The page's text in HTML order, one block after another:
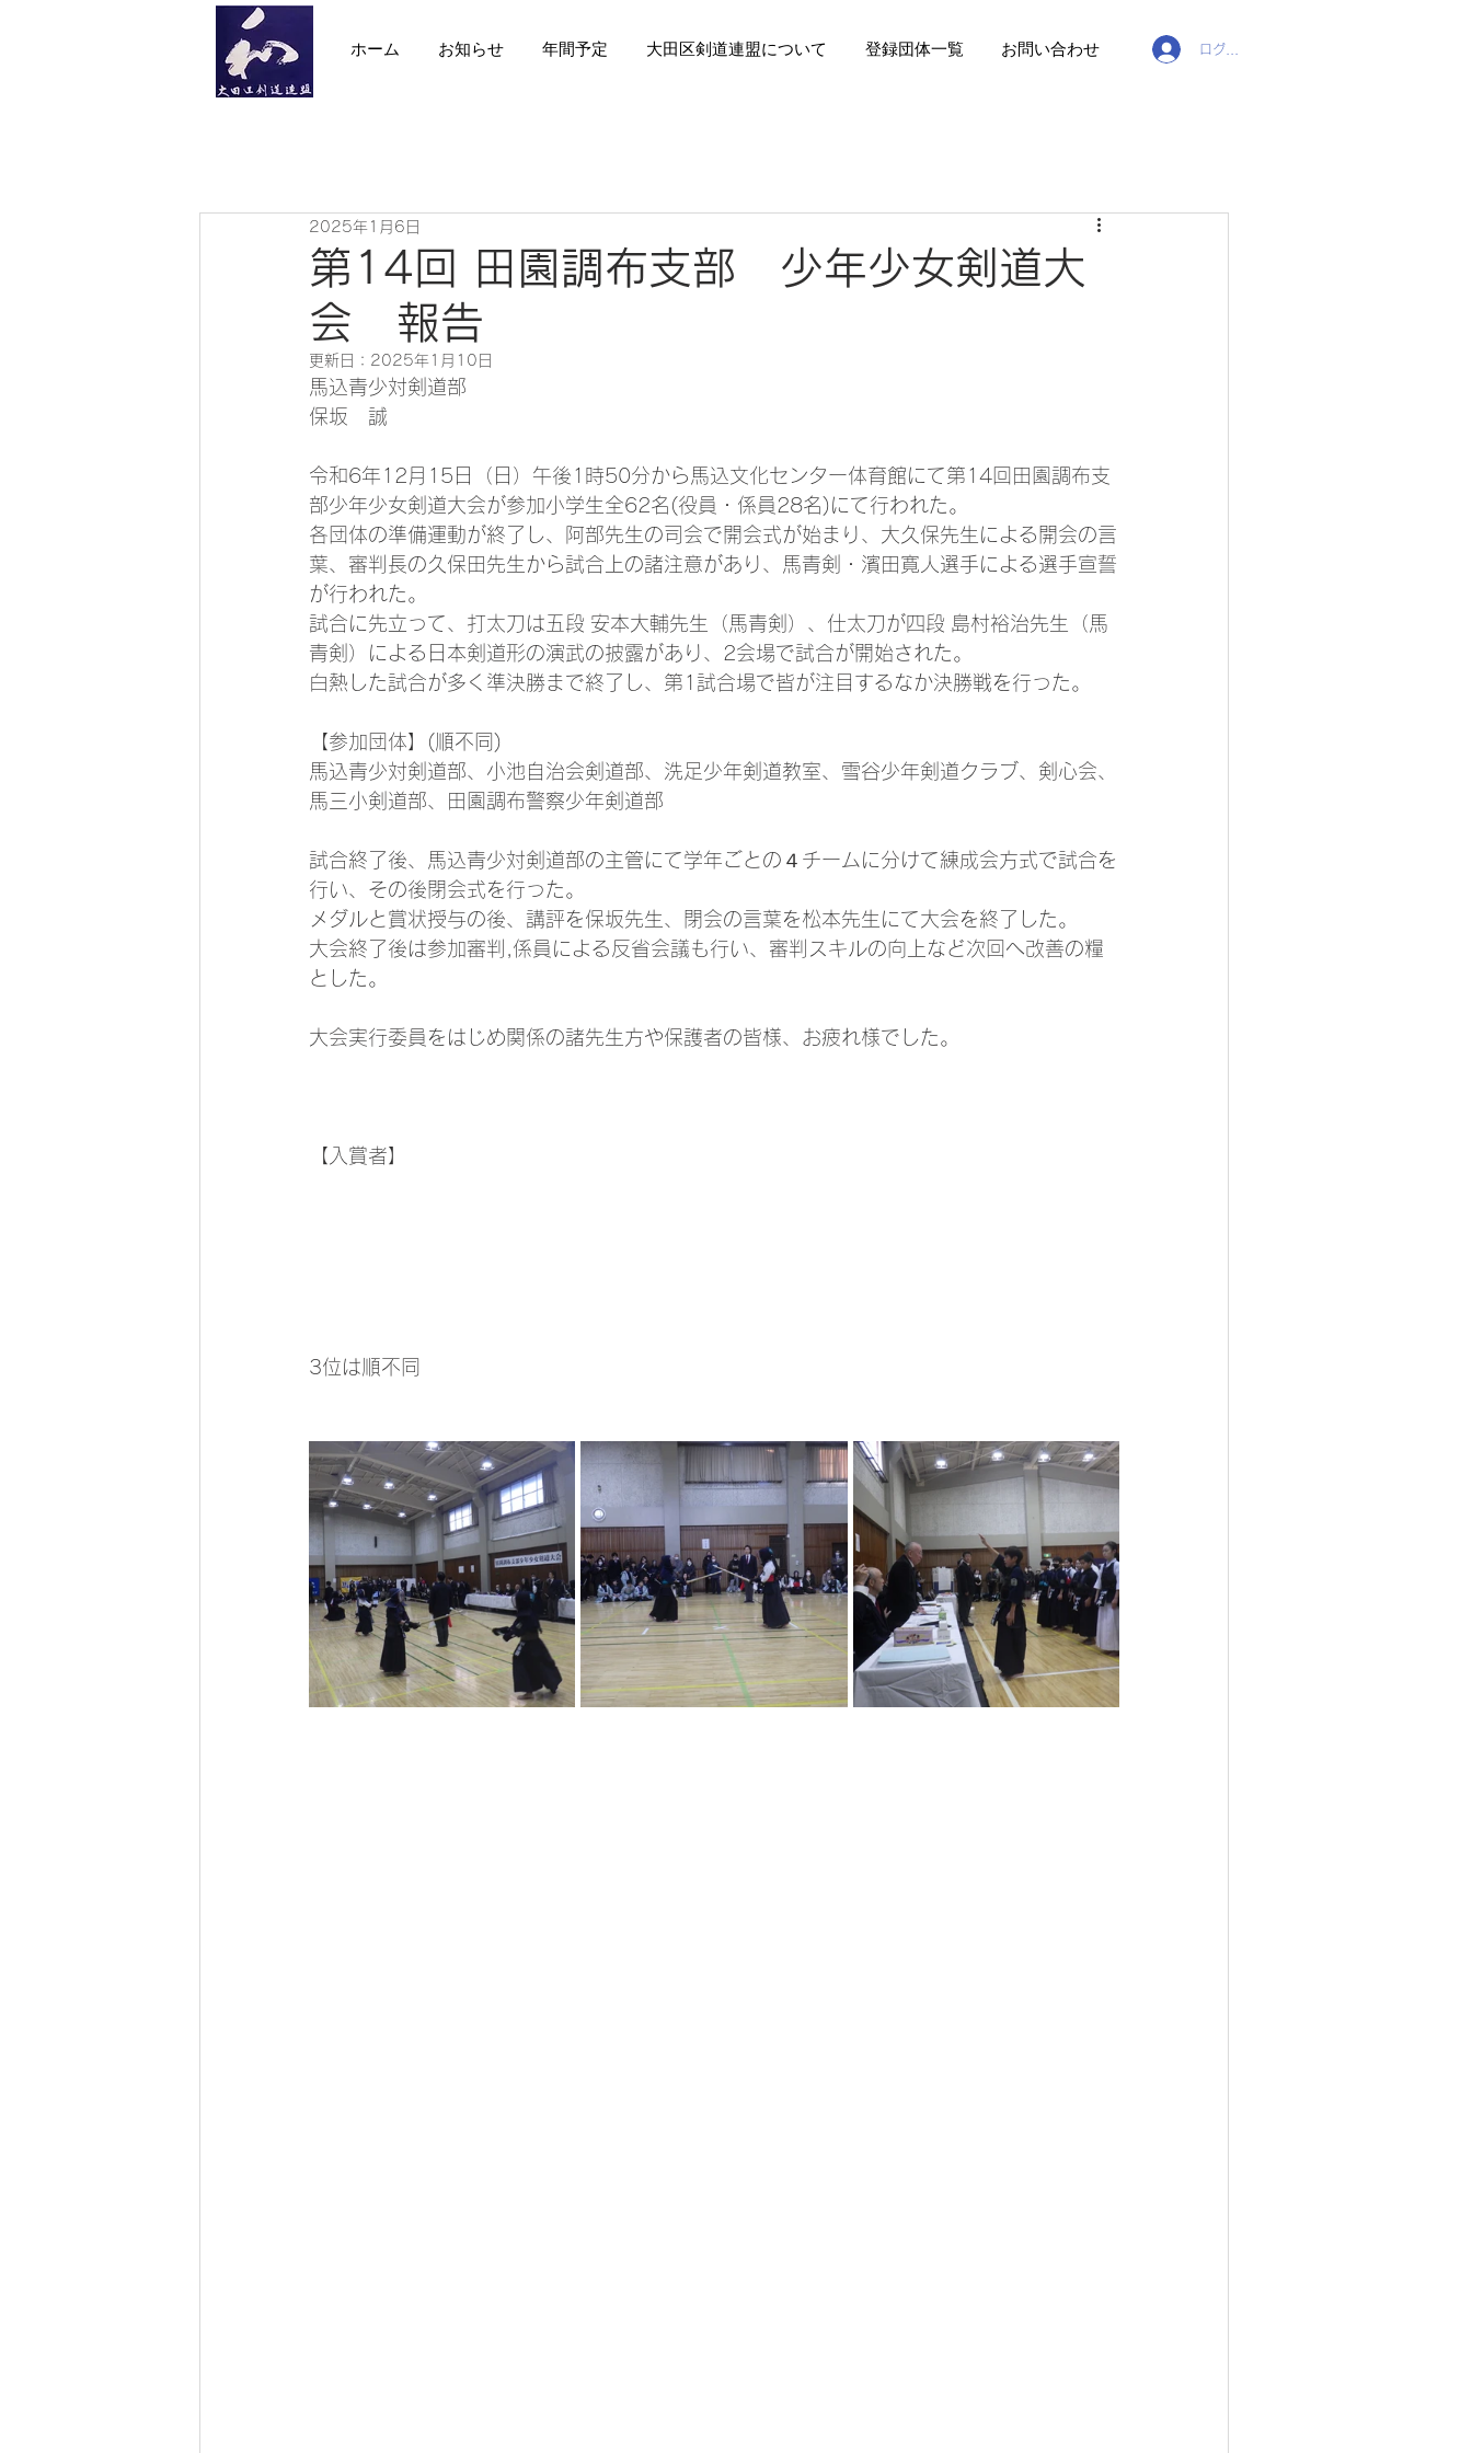
ホーム お知らせ 年間予定 大田区剣道連盟について 登録団体一覧 お問い合わせ ログイン
第14回 田園調布支部 少年少女剣道大
会 報告
2025年1月6日
更新日： 2025年1月10日
馬込青少対剣道部
保坂　誠
令和6年12月15日（日）午後1時50分から馬込文化センター体育館にて第14回田園調布支
部少年少女剣道大会が参加小学生全62名(役員・係員28名)にて行われた。
各団体の準備運動が終了し、阿部先生の司会で開会式が始まり、大久保先生による開会の言
葉、審判長の久保田先生から試合上の諸注意があり、馬青剣・濱田寛人選手による選手宣誓
が行われた。
試合に先立って、打太刀は五段 安本大輔先生（馬青剣）、仕太刀が四段 島村裕治先生（馬
青剣）による日本剣道形の演武の披露があり、2会場で試合が開始された。
白熱した試合が多く準決勝まで終了し、第1試合場で皆が注目するなか決勝戦を行った。
【参加団体】(順不同)
馬込青少対剣道部、小池自治会剣道部、洗足少年剣道教室、雪谷少年剣道クラブ、剣心会、
馬三小剣道部、田園調布警察少年剣道部
試合終了後、馬込青少対剣道部の主管にて学年ごとの４チームに分けて練成会方式で試合を
行い、その後閉会式を行った。
メダルと賞状授与の後、講評を保坂先生、閉会の言葉を松本先生にて大会を終了した。
大会終了後は参加審判,係員による反省会議も行い、審判スキルの向上など次回へ改善の糧
とした。
大会実行委員をはじめ関係の諸先生方や保護者の皆様、お疲れ様でした。
【入賞者】
3位は順不同